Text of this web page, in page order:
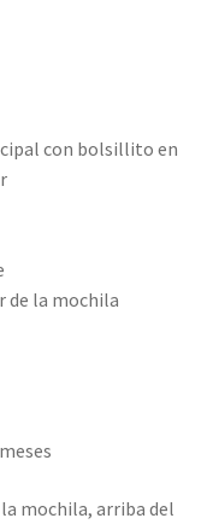
con bolsillito en
de la mochila
mochila, arriba del